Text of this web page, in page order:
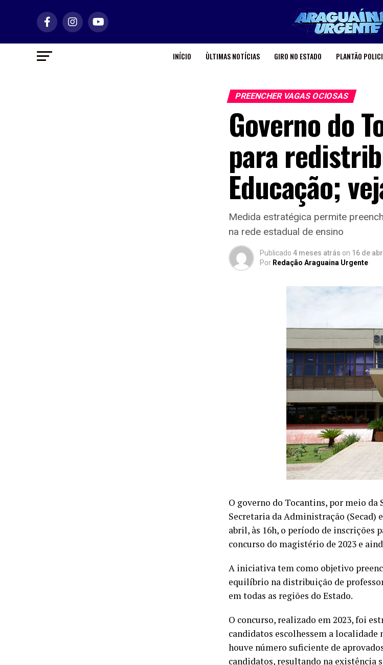
INÍCIO ÙLTIMAS NOTÍCIAS GIRO NO ESTADO PLANTÃO
PREENCHER VAGAS OCIOSAS
Governo do
para
Educação;
Medida estratégica permite
na rede estadual de ensino
Publicado 4 meses atrás on 16 de
Por Redação Araguaina Urgente
O governo do Tocantins, por meio da
Secretaria da Administração (Secad)
abril, às 16h, o período de inscrições
concurso do magistério de 2023 e
A iniciativa tem como objetivo
equilíbrio na distribuição de
em todas as regiões do Estado.
O concurso, realizado em 2023, foi
candidatos escolhessem a
houve número suficiente de
candidatos, resultando na existência